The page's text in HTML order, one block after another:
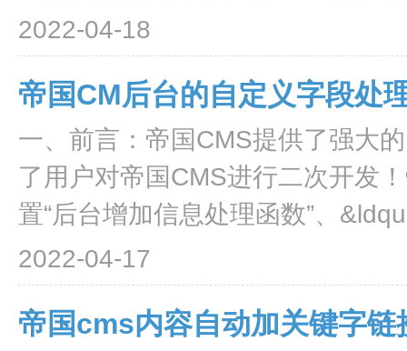
2022-04-18
帝国CM后台的自定义字段处
一、前言：帝国CMS提供了强大
了用户对帝国CMS进行二次开发
置“后台增加信息处理函数”、
2022-04-17
帝国cms内容自动加关键字